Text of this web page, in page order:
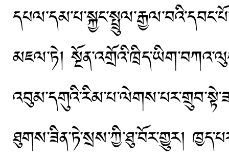
མཇལ་ཏེ།
ཐུགས་ཟིན་ཏེ་སྲས་ཀྱི་ཐུ་བོར་གྱུར།